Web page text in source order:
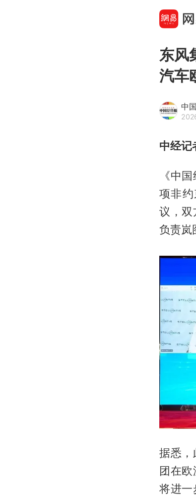
东风
汽车
中
中经记
《中
项非
议，双
负责岚
据悉，
团在
将进一